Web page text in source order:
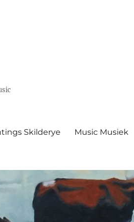
Skilderye Music Musiek